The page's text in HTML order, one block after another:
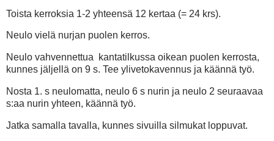
Toista kerroksia 1-2 yhteensä 12 kertaa (= 24 krs).
Neulo vielä nurjan puolen kerros.
Neulo vahvennettua kantatilkussa oikean puolen kerrosta,
kunnes jäljellä on 9 s. Tee ylivetokavennus ja käännä työ.
Nosta 1. s neulomatta, neulo 6 s nurin ja neulo 2 seuraavaa
s:aa nurin yhteen, käännä työ.
Jatka samalla tavalla, kunnes sivuilla silmukat loppuvat.